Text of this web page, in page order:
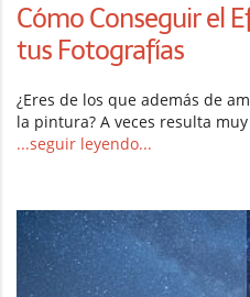
Cómo Conseguir el
tus Fotografías
¿Eres de los que además de
la pintura? A veces resulta
...seguir leyendo...